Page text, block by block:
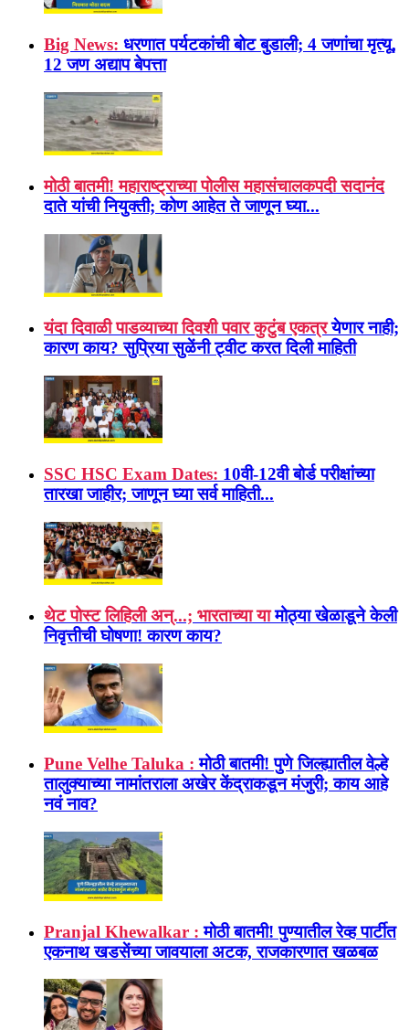
Big News: धरणात पर्यटकांची बोट बुडाली; 4 जणांचा मृत्यू,
12 जण अद्याप बेपत्ता
मोठी बातमी! महाराष्ट्राच्या पोलीस महासंचालकपदी सदानंद
दाते यांची नियुक्ती; कोण आहेत ते जाणून घ्या...
यंदा दिवाळी पाडव्याच्या दिवशी पवार कुटुंब एकत्र येणार नाही;
कारण काय? सुप्रिया सुळेंनी ट्वीट करत दिली माहिती
SSC HSC Exam Dates: 10वी-12वी बोर्ड परीक्षांच्या
तारखा जाहीर; जाणून घ्या सर्व माहिती...
थेट पोस्ट लिहिली अन्...; भारताच्या या मोठ्या खेळाडूने केली
निवृत्तीची घोषणा! कारण काय?
Pune Velhe Taluka : मोठी बातमी! पुणे जिल्ह्यातील वेल्हे
तालुक्याच्या नामांतराला अखेर केंद्राकडून मंजुरी; काय आहे
नवं नाव?
Pranjal Khewalkar : मोठी बातमी! पुण्यातील रेव्ह पार्टीत
एकनाथ खडसेंच्या जावयाला अटक, राजकारणात खळबळ